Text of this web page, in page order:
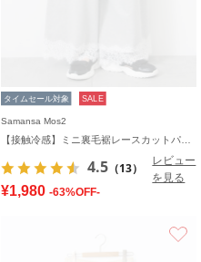
タイムセール対象 SALE
Samansa Mos2
4.5 （13）
レビュー
を見る
¥1,980 -63%OFF-